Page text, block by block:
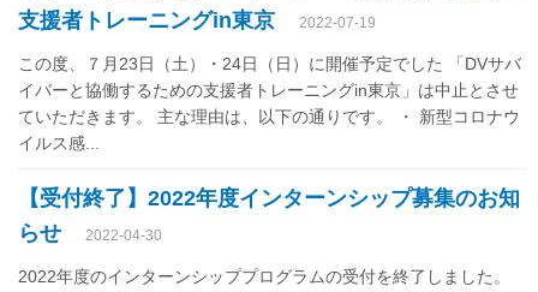
支援者トレーニングin東京
2022-07-19
この度、７月23日（土）・24日（日）に開催予定でした 「DVサバ
イバーと協働するための支援者トレーニングin東京」は中止とさせ
ていただきます。 主な理由は、以下の通りです。 ・ 新型コロナウ
イルス感...
【受付終了】2022年度インターンシップ募集のお知
らせ
2022-04-30
2022年度のインターンシッププログラムの受付を終了しました。